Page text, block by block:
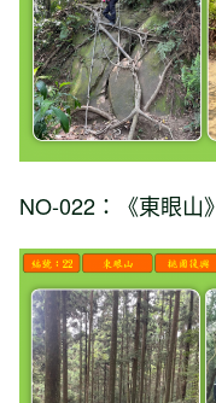
NO-022：《東眼山》